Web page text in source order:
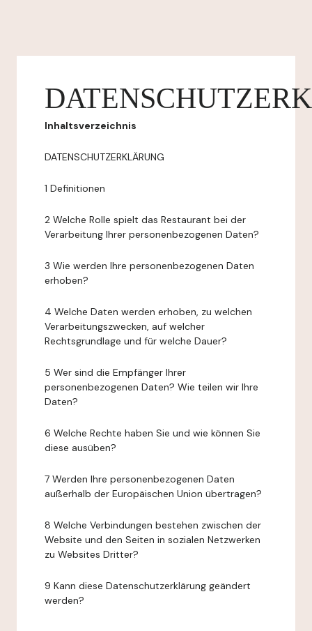
Inhaltsverzeichnis
DATENSCHUTZERKLÄRUNG
1 Definitionen
2 Welche Rolle spielt das Restaurant bei der
Verarbeitung Ihrer personenbezogenen Daten?
3 Wie werden Ihre personenbezogenen Daten
erhoben?
4 Welche Daten werden erhoben, zu welchen
Verarbeitungszwecken, auf welcher
Rechtsgrundlage und für welche Dauer?
5 Wer sind die Empfänger Ihrer
personenbezogenen Daten? Wie teilen wir Ihre
Daten?
6 Welche Rechte haben Sie und wie können Sie
diese ausüben?
7 Werden Ihre personenbezogenen Daten
außerhalb der Europäischen Union übertragen?
8 Welche Verbindungen bestehen zwischen der
Website und den Seiten in sozialen Netzwerken
zu Websites Dritter?
9 Kann diese Datenschutzerklärung geändert
werden?